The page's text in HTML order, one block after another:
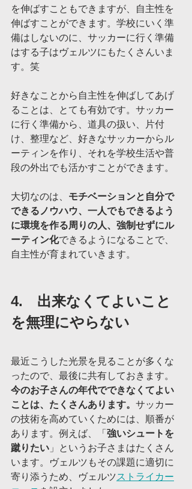
を伸ばすこともできますが、自主性を
伸ばすことができます。学校にいく準
備はしないのに、サッカーに行く準備
はする子はヴェルツにもたくさんいま
す。笑
好きなことから自主性を伸ばしてあげ
ることは、とても有効です。サッカー
に行く準備から、道具の扱い、片付
け、整理など、好きなサッカーからル
ーティンを作り、それを学校生活や普
段の外出でも活かすことができます。
大切なのは、 モチベーションと自分で
できるノウハウ、一人でもできるよう
に環境を作る周りの人、強制せずにル
ーティン化できるようになることで、
自主性が育まれていきます。
4.　出来なくてよいこと
を無理にやらない
最近こうした光景を見ることが多くな
ったので、最後に共有しておきます。
今のお子さんの年代でできなくてよい
ことは、たくさんあります。 サッカー
の技術を高めていくためには、順番が
あります。例えば、「 強いシュートを
蹴りたい 」というお子さまはたくさん
います。ヴェルツもその課題に適切に
寄り添うため、ヴェルツストライカー